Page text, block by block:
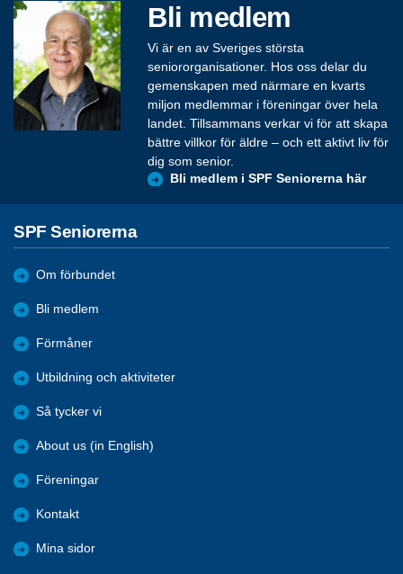
Bli medlem
Vi är en av Sveriges största
seniororganisationer. Hos oss delar du
gemenskapen med närmare en kvarts
miljon medlemmar i föreningar över hela
landet. Tillsammans verkar vi för att skapa
bättre villkor för äldre – och ett aktivt liv för
dig som senior.
Bli medlem i SPF Seniorerna här
SPF Seniorerna
Om förbundet
Bli medlem
Förmåner
Utbildning och aktiviteter
Så tycker vi
About us (in English)
Föreningar
Kontakt
Mina sidor